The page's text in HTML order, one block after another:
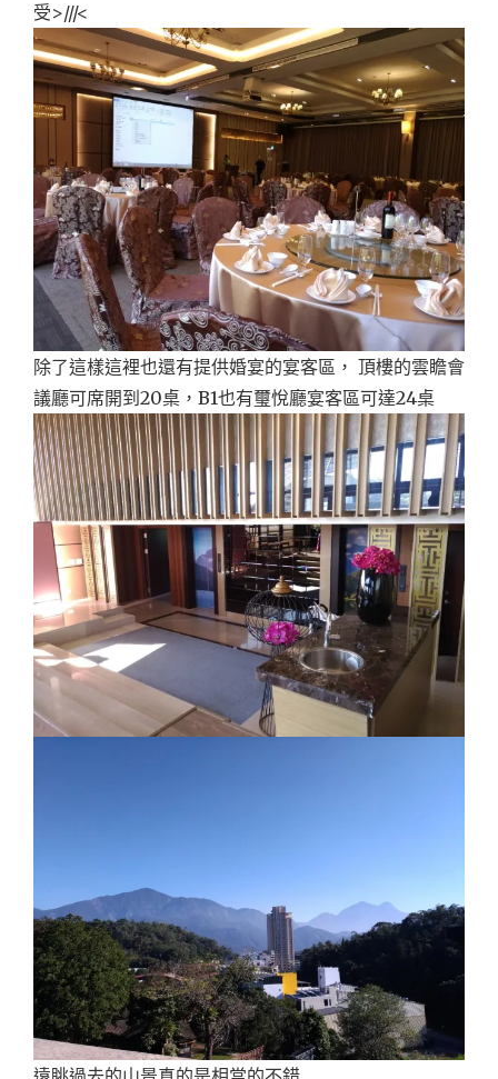
受>///<
除了這樣這裡也還有提供婚宴的宴客區， 頂樓的雲瞻會
議廳可席開到20桌，B1也有璽悅廳宴客區可達24桌